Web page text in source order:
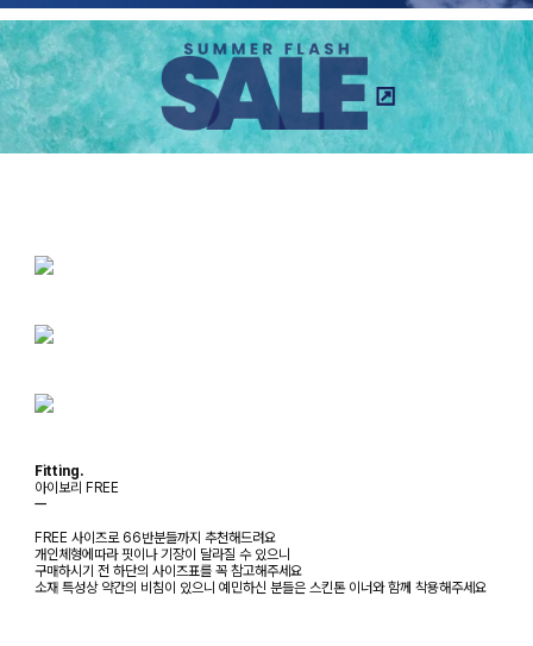
Fitting.
아이보리 FREE
ㅡ
FREE 사이즈로 66반분들까지 추천해드려요
개인체형에따라 핏이나 기장이 달라질 수 있으니
구매하시기 전 하단의 사이즈표를 꼭 참고해주세요
소재 특성상 약간의 비침이 있으니 예민하신 분들은 스킨톤 이너와 함께 착용해주세요